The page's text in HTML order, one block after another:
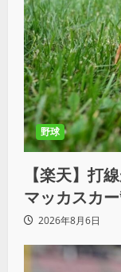
野球
【楽天】打
マッカスカ
「22」
2026年8月6日